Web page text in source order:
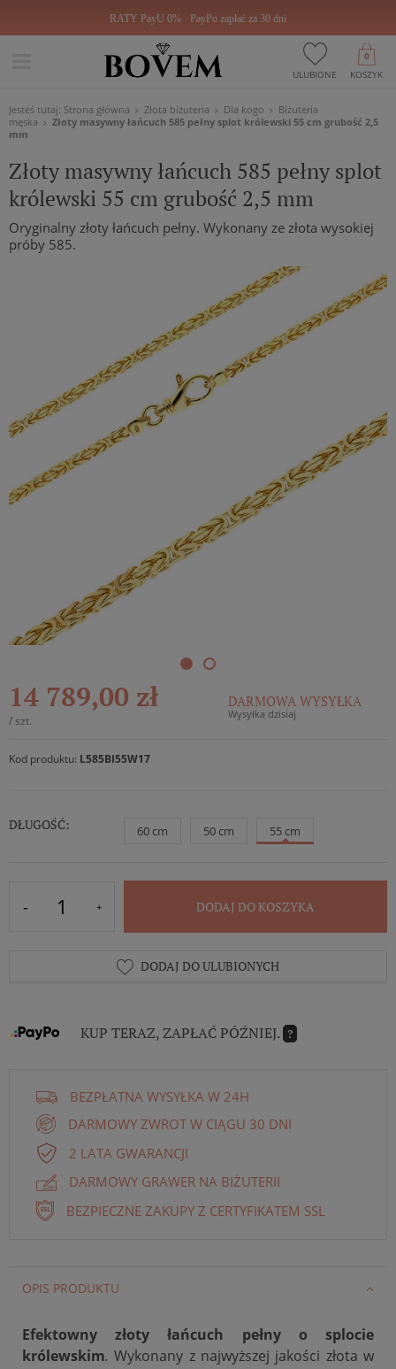
RATY PayU 0% PayPo zapłać za 30 dni
ULUBIONE KOSZYK
0
Jesteś tutaj: Strona główna Złota biżuteria Dla kogo
Biżuteria
męska
Złoty masywny łańcuch 585 pełny splot królewski 55 cm grubość 2,5
mm
Złoty masywny łańcuch 585 pełny splot
królewski 55 cm grubość 2,5 mm
Oryginalny złoty łańcuch pełny. Wykonany ze złota wysokiej
próby 585.
14 789,00 zł
/ szt.
DARMOWA WYSYŁKA
Wysyłka dzisiaj
Kod produktu: L585BI55W17
DŁUGOŚĆ: 60 cm 50 cm 55 cm
DODAJ DO KOSZYKA
DODAJ DO ULUBIONYCH
KUP TERAZ, ZAPŁAĆ PÓŹNIEJ. ?
BEZPŁATNA WYSYŁKA W 24H
DARMOWY ZWROT W CIĄGU 30 DNI
2 LATA GWARANCJI
DARMOWY GRAWER NA BIŻUTERII
BEZPIECZNE ZAKUPY Z CERTYFIKATEM SSL
OPIS PRODUKTU
Efektowny złoty łańcuch pełny o splocie
królewskim.Wykonany z najwyższej jakości złota w